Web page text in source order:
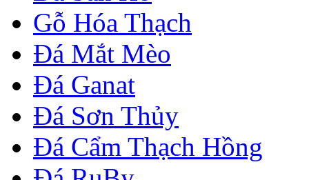
Gỗ Hóa Thạch
Đá Mắt Mèo
Đá Ganat
Đá Sơn Thủy
Đá Cẩm Thạch Hồng